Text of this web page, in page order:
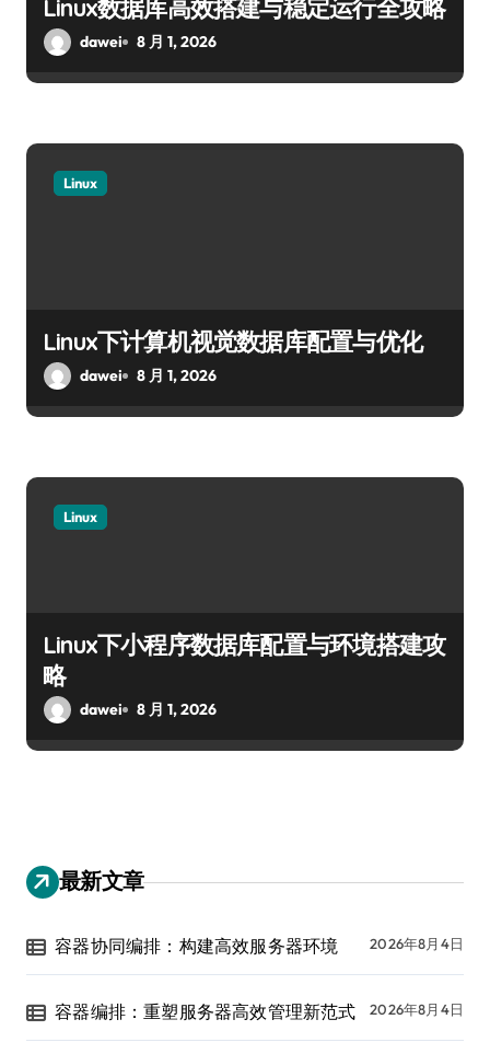
Linux数据库高效搭建与稳定运行全攻略
dawei 8 月 1, 2026
Linux
Linux下计算机视觉数据库配置与优化
dawei 8 月 1, 2026
Linux
Linux下小程序数据库配置与环境搭建攻
略
dawei 8 月 1, 2026
最新文章
容器协同编排：构建高效服务器环境 2026年8月4日
容器编排：重塑服务器高效管理新范式 2026年8月4日